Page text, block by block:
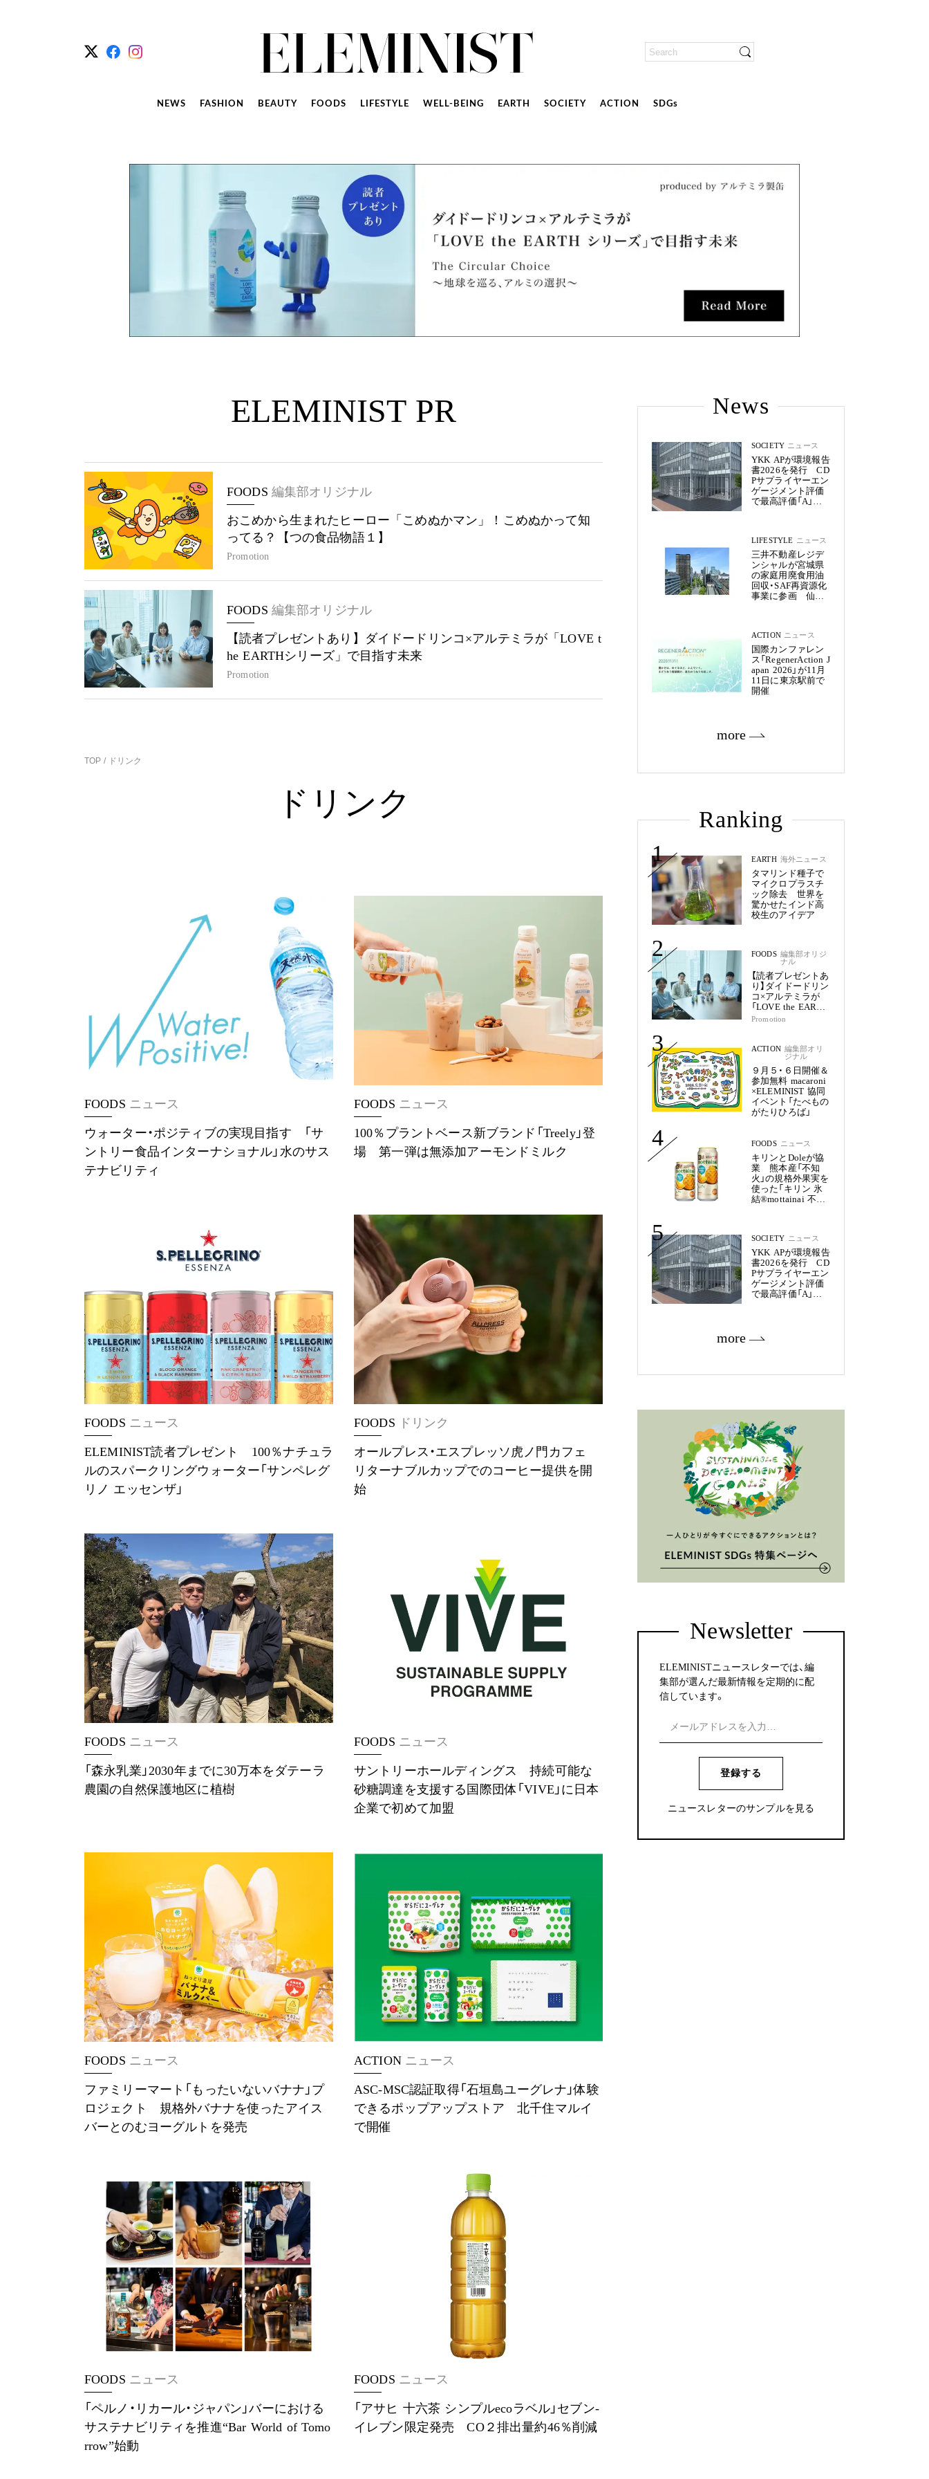
NEWS FASHION BEAUTY FOODS LIFESTYLE WELL-BEING EARTH SOCIETY ACTION SDGs
ELEMINIST PR
FOODS 編集部オリジナル
おこめから生まれたヒーロー「こめぬかマン」！こめぬかって知
ってる？【つの食品物語１】
Promotion
FOODS 編集部オリジナル
【読者プレゼントあり】ダイドードリンコ×アルテミラが「LOVE t
he EARTHシリーズ」で目指す未来
Promotion
TOP ドリンク
ドリンク
FOODS ニュース
ウォーター・ポジティブの実現目指す 「サ
ントリー食品インターナショナル」水のサス
テナビリティ
FOODS ニュース
100％プラントベース新ブランド「Treely」登
場 第一弾は無添加アーモンドミルク
FOODS ニュース
ELEMINIST読者プレゼント 100％ナチュラ
ルのスパークリングウォーター「サンペレグ
リノ エッセンザ」
FOODS ドリンク
オールプレス・エスプレッソ⻁ノ門カフェ
リターナブルカップでのコーヒー提供を開
始
FOODS ニュース
「森永乳業」2030年までに30万本をダテーラ
農園の自然保護地区に植樹
FOODS ニュース
サントリーホールディングス 持続可能な
砂糖調達を支援する国際団体「VIVE」に日本
企業で初めて加盟
FOODS ニュース
ファミリーマート「もったいないバナナ」プ
ロジェクト 規格外バナナを使ったアイス
バーとのむヨーグルトを発売
ACTION ニュース
ASC-MSC認証取得「石垣島ユーグレナ」体験
できるポップアップストア 北千住マルイ
で開催
FOODS ニュース
「ペルノ・リカール・ジャパン」バーにおける
サステナビリティを推進“Bar World of Tomo
rrow”始動
FOODS ニュース
「アサヒ 十六茶 シンプルecoラベル」セブン-
イレブン限定発売 CO２排出量約46％削減
News
SOCIETY ニュース
YKK APが環境報告
書2026を発行 CD
Pサプライヤーエン
ゲージメント評価
で最高評価「A」を
LIFESTYLE ニュース
三井不動産レジデ
ンシャルが宮城県
の家庭用廃食用油
回収・SAF再資源化
事業に参画 仙台
ACTION ニュース
国際カンファレン
ス「RegenerAction J
apan 2026」が11月
11日に東京駅前で
開催
more
Ranking
1
EARTH 海外ニュース
タマリンド種子で
マイクロプラスチ
ック除去 世界を
驚かせたインド高
校生のアイデア
2 FOODS 編集部オリジ
ナル
【読者プレゼントあ
り】ダイドードリン
コ×アルテミラが
「LOVE the EARTH
シリーズ」で目指す
Promotion
3 ACTION 編集部オリ
ジナル
９月５・６日開催＆
参加無料 macaroni
×ELEMINIST 協同
イベント「たべもの
がたりひろば」
4 FOODS ニュース
キリンとDoleが協
業 熊本産「不知
火」の規格外果実を
使った「キリン 氷
結®mottainai 不知
5 SOCIETY ニュース
YKK APが環境報告
書2026を発行 CD
Pサプライヤーエン
ゲージメント評価
で最高評価「A」を
more
Newsletter
ELEMINISTニュースレターでは、編
集部が選んだ最新情報を定期的に配
信しています。
登録する
ニュースレターのサンプルを見る